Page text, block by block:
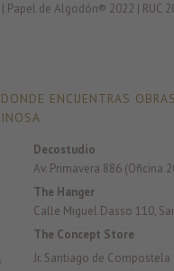
Papel de Algodón® 2022 | RUC
ENCUENTRAS
Decostudio
Av. Primavera 886 (Oficina
The Hanger
Calle Miguel Dasso 110,
The Concept Store
Jr. Santiago de